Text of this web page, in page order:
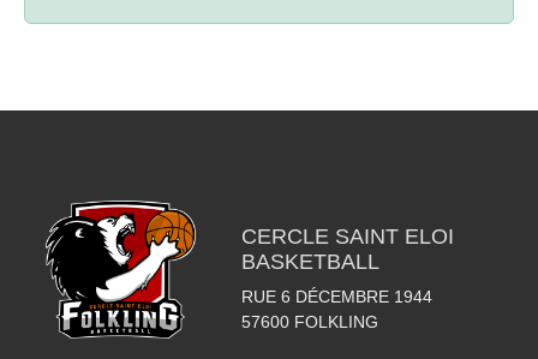
CERCLE SAINT ELOI
BASKETBALL
RUE 6 DÉCEMBRE 1944
57600 FOLKLING